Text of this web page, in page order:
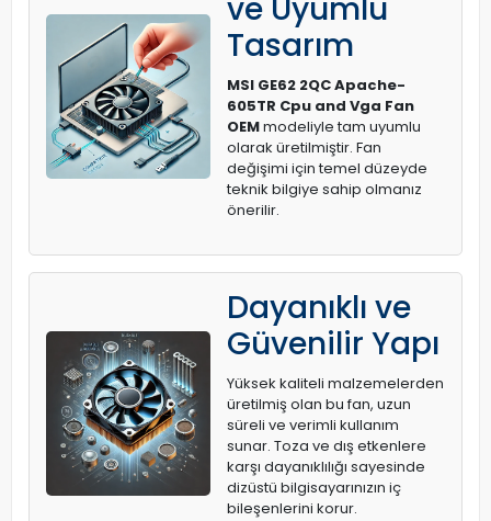
ve Uyumlu
Tasarım
MSI GE62 2QC Apache-
605TR Cpu and Vga Fan
OEMmodeliyle tam uyumlu
olarak üretilmiştir. Fan
değişimi için temel düzeyde
teknik bilgiye sahip olmanız
önerilir.
Dayanıklı ve
Güvenilir Yapı
Yüksek kaliteli malzemelerden
üretilmiş olan bu fan, uzun
süreli ve verimli kullanım
sunar. Toza ve dış etkenlere
karşı dayanıklılığı sayesinde
dizüstü bilgisayarınızın iç
bileşenlerini korur.